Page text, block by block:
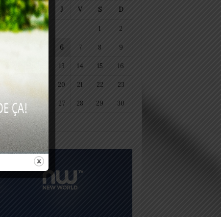
M M J V S D
1 2
6 7 8 9
13 14 15 16
20 21 22 23
25 27 28 29 30